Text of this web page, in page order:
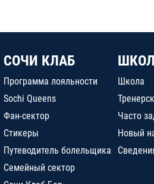
СОЧИ КЛАБ
Программа лояльности
Sochi Queens
Фан-сектор
Стикеры
Путеводитель болельщика
Семейный сектор
Школа
Часто
Новый